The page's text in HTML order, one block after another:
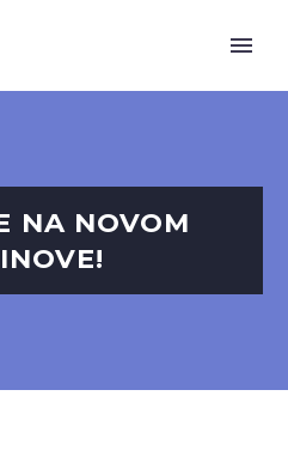
NA NOVOM